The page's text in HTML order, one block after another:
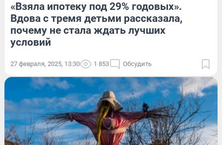
«Взяла ипотеку под 29% годовых».
Вдова с тремя детьми рассказала,
почему не стала ждать лучших
условий
27 февраля, 2025, 13:30 1 853 Обсудить